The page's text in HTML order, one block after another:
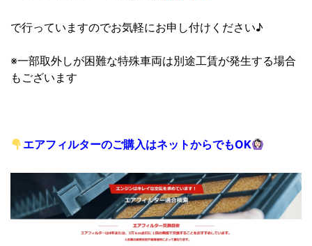
で行っていますのでお気軽にお申し付けください♪
※一部取外しが困難な特殊車両は別途工賃が発生する場合
もございます
エアフィルターのご購入はネットからでもOK